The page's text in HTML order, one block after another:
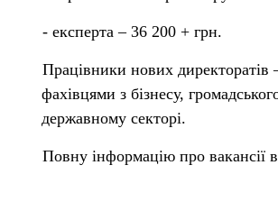
- експерта – 36 200 + грн.
Працівники нових директоратів
фахівцями з бізнесу,
державному секторі.
Повну інформацію про вакансії